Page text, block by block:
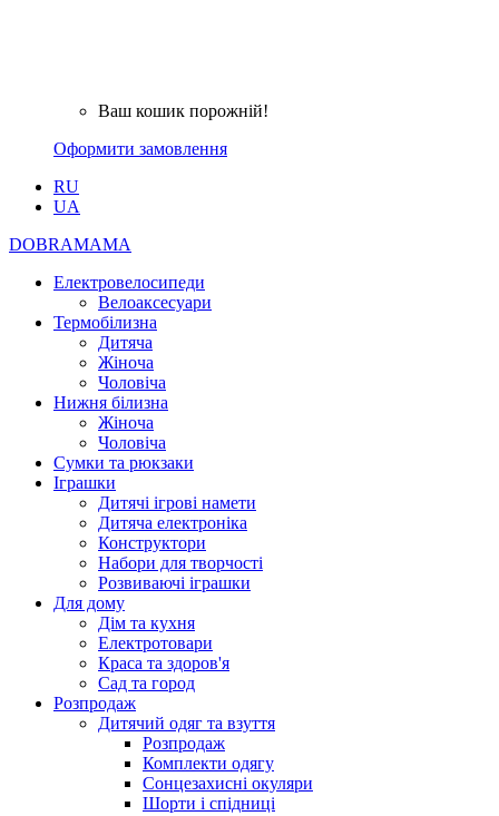
Ваш кошик порожній!
Оформити замовлення
RU
UA
DOBRAMAMA
Електровелосипеди
Велоаксесуари
Термобілизна
Дитяча
Жіноча
Чоловіча
Нижня білизна
Жіноча
Чоловіча
Сумки та рюкзаки
Іграшки
Дитячі ігрові намети
Дитяча електроніка
Конструктори
Набори для творчості
Розвиваючі іграшки
Для дому
Дім та кухня
Електротовари
Краса та здоров'я
Сад та город
Розпродаж
Дитячий одяг та взуття
Розпродаж
Комплекти одягу
Сонцезахисні окуляри
Шорти і спідниці